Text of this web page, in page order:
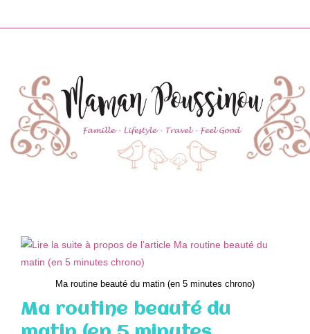
Ma routine beauté du matin (en 5 minutes chrono)
Ma routine beauté du